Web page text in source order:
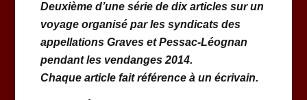
Deuxième d’une série de dix articles sur un
voyage organisé par les syndicats des
appellations Graves et Pessac-Léognan
pendant les vendanges 2014.
Chaque article fait référence à un écrivain.